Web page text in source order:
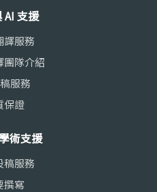
AI 支援
譯服務
團隊介紹
服務
保證
術支援
稿服務
撰寫